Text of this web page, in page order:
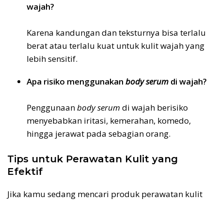
wajah?
Karena kandungan dan teksturnya bisa terlalu
berat atau terlalu kuat untuk kulit wajah yang
lebih sensitif.
Apa risiko menggunakan body serum di wajah?
Penggunaanbody serum di wajah berisiko
menyebabkan iritasi, kemerahan, komedo,
hingga jerawat pada sebagian orang.
Tips untuk Perawatan Kulit yang
Efektif
Jika kamu sedang mencari produk perawatan kulit